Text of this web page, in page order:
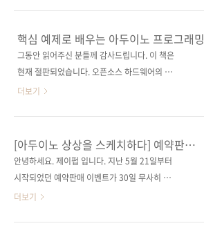
리 / 화학 / 생명과학 / 지구과학분 야 하드웨어 /
홈페이지 관련 포스트■ 2015/10/19 - [출간전
책소식] - 고등학생들이 쓴 아두이노 활용서! 관
련 ..
법! 출판사 제이펍저자명 허경용출판일 2015년
7월 29일페이지 568쪽시리즈 테크 러닝 시리즈
02판 형 46배판 변형(188*235*27)제 본 무선
85890-25-8 (93560)키워드 마이크로컨트롤러
/ 아두이노 / 아트멜 스튜디오 / ATmega / 분야
자 운영 카페■ 필요 부품 구매처 관련 포스트■
2015/07/20 - [출간전 책소식] - 아두이노 우노
의 심장, A..
핵심 예제로 배우는 아두이노 프로그래밍
그동안 읽어주신 분들께 감사드립니다. 이 책은
현재 절판되었습니다. 오픈소스 하드웨어의 강
자, 아두이노를 배우기 위한 완벽한 커리큘럼! 학
엄선하여 수록! 출판사 제이펍 저자명 허경용 출
판일 2014년 12월 31일 페이지 368쪽 시리즈
테크 러닝 시리즈 01 판 형 46배판 변형
24,000원 ISBN 979-11-85890-09-8
(93560) 키워드 아두이노 / C/C++ / 스케치 /
더보기
[아두이노 상상을 스케치하다] 예약판매
이벤트 당첨자 발표
안녕하세요. 제이펍 입니다. 지난 5월 21일부터
시작되었던 예약판매 이벤트가 30일 무사히 마
감되었습니다. 많이 성원해 주셨음에도 불구하
더보기